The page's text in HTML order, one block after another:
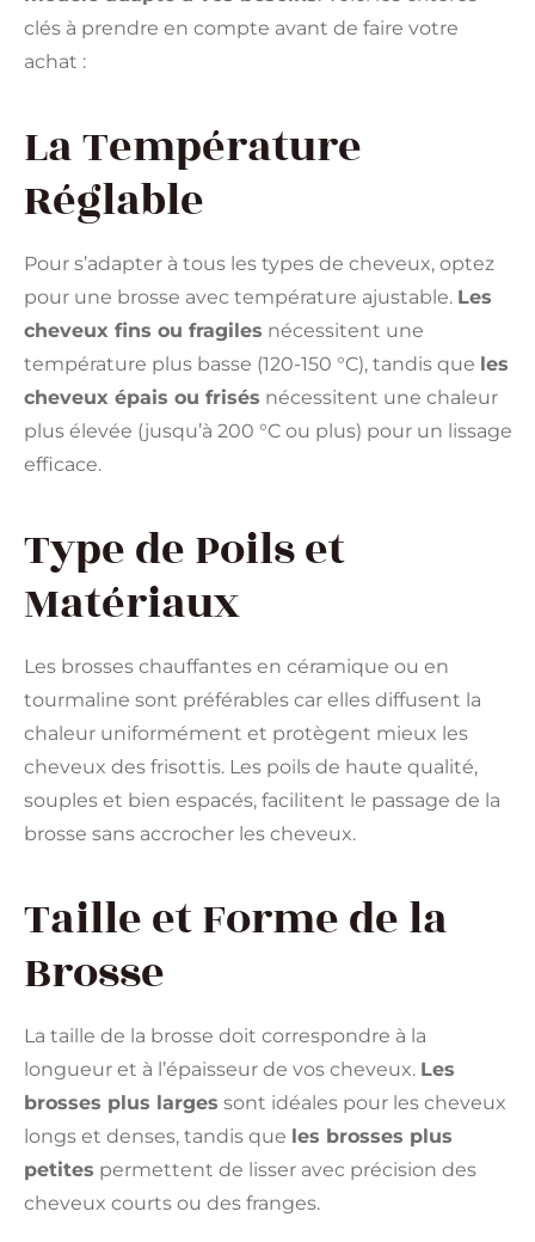
clés à prendre en compte avant de faire votre
achat :
La Température
Réglable
Pour s’adapter à tous les types de cheveux, optez
pour une brosse avec température ajustable. Les
cheveux fins ou fragiles nécessitent une
température plus basse (120-150 °C), tandis que les
cheveux épais ou frisés nécessitent une chaleur
plus élevée (jusqu’à 200 °C ou plus) pour un lissage
efficace.
Type de Poils et
Matériaux
Les brosses chauffantes en céramique ou en
tourmaline sont préférables car elles diffusent la
chaleur uniformément et protègent mieux les
cheveux des frisottis. Les poils de haute qualité,
souples et bien espacés, facilitent le passage de la
brosse sans accrocher les cheveux.
Taille et Forme de la
Brosse
La taille de la brosse doit correspondre à la
longueur et à l’épaisseur de vos cheveux. Les
brosses plus larges sont idéales pour les cheveux
longs et denses, tandis que les brosses plus
petites permettent de lisser avec précision des
cheveux courts ou des franges.